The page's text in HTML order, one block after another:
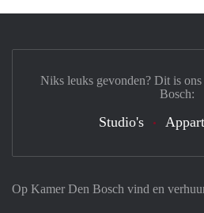
Op Kamer Den Bosch vind en
Niks leuks gevonden? Dit is
Bosch:
Studio's